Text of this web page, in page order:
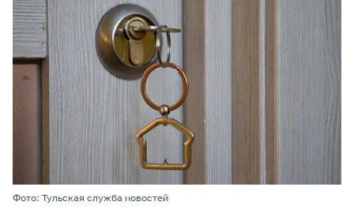
Фото: Тульская служба новостей